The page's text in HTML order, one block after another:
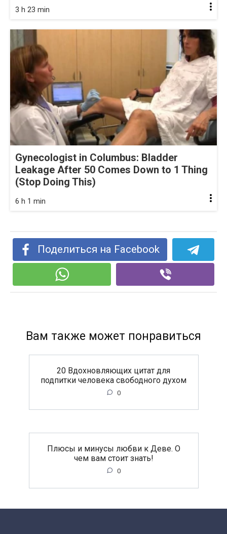
3 h 23 min
Gynecologist in Columbus: Bladder
Leakage After 50 Comes Down to 1 Thing
(Stop Doing This)
6 h 1 min
Поделиться на Facebook
Вам также может понравиться
20 Вдохновляющих цитат для
подпитки человека свободного духом
0
Плюсы и минусы любви к Деве. О
чем вам стоит знать!
0